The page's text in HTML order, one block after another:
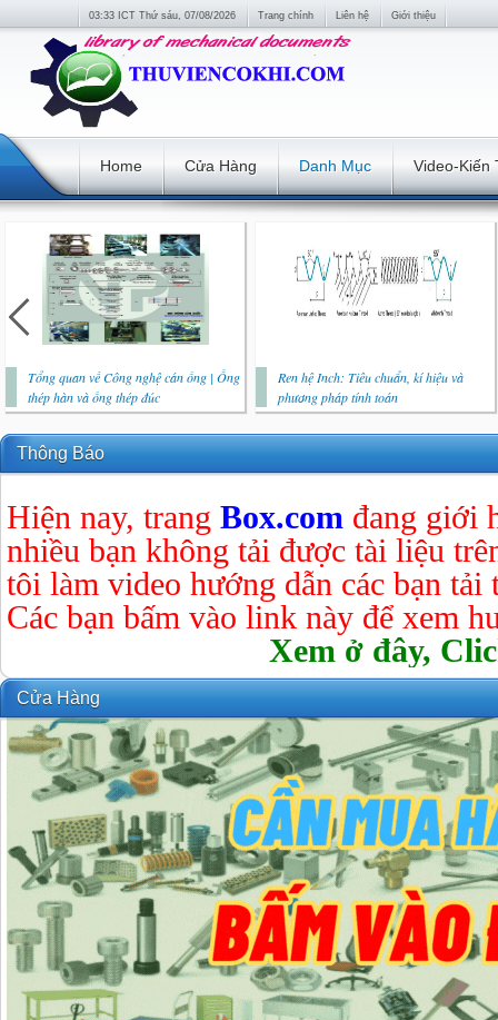
03:33 ICT Thứ sáu, 07/08/2026 Trang chính Liên hệ Giới thiệu
Home Cửa Hàng Danh Mục Video-Kiến
Tổng quan về Công nghệ cán ống | Ống
thép hàn và ống thép đúc
Ren hệ Inch: Tiêu chuẩn, kí hiệu và
phương pháp tính toán
Thông Báo
Hiện nay, trang Box.com đang giới
nhiều bạn không tải được tài liệu
tôi làm video hướng dẫn các bạn tải
Các bạn bấm vào link này để xem
Xem ở đây,
Cửa Hàng